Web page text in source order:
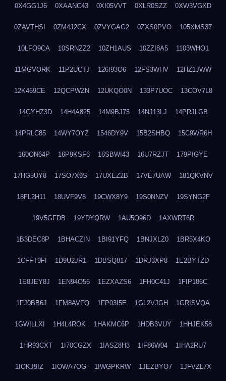
0X4GG1J6 0XAANC43 0XI05VVT 0XLR0SZZ 0XW3VGXD
0ZAVTHSI 0ZM4J2CX 0ZVYGAG2 0ZXS0PVO 105XMS37
10LFO9CA 10SRNZZ2 10ZH1AUS 10ZZI8A5 1103WHO1
11MGVORK 11P2UCTJ 126I93O6 12FS3WHV 12HZ1JWW
12K469CE 12QCPWZN 12UKQO0N 133P7UOC 13COV7L8
14GYHZ3D 14H4A825 14M9BJ75 14NJ13LJ 14PRJLGB
14PRLC85 14WY7OYZ 1546DY9V 15B2SHBQ 15C9WR6H
160ON64P 16P9KSF6 16SBWI43 16U7RZJT 179PIGYE
17HG5UY8 17SO7X9S 17UXEZ2B 17VE7UAW 181QKVNV
18FL2H11 18UVF9V8 19CWX8Y9 19S0NNZV 19SYNG2F
19V5GFDB 19YDYQRW 1AU5Q96D 1AXWRT6R
1B3DEC8P 1BHACZIN 1BI91YFQ 1BNJXLZ0 1BR5X4KO
1CFFT9FI 1D9U2JR1 1DBSQ817 1DRJ3XP8 1E2BYTZD
1E8JEY8J 1EN94O56 1EZXAZS6 1FH0C41J 1FIP186C
1FJ0BB6J 1FM8AVFQ 1FP03I5E 1GL2VJGH 1GRISVQA
1GWILLXI 1H4L4ROK 1HAKMC6P 1HDB3VUY 1HHJEK58
1HR93CXT 1I70CGZX 1IASZ8H3 1IF86W04 1IHA2RU7
1IOKJ9IZ 1IOWA7OG 1IWGPKRW 1JEZBYO7 1JFVZL7X